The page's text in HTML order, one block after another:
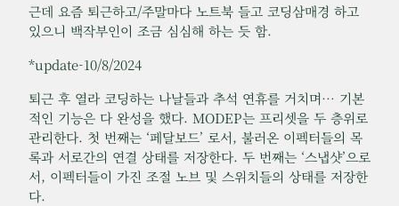
근데 요즘 퇴근하고/주말마다 노트북 들고 코딩삼매경 하고
있으니 백작부인이 조금 심심해 하는 듯 함.
*update-10/8/2024
퇴근 후 열라 코딩하는 나날들과 추석 연휴를 거치며… 기본
적인 기능은 다 완성을 했다. MODEP는 프리셋을 두 층위로
관리한다. 첫 번째는 ‘페달보드’ 로서, 불러온 이펙터들의 목
록과 서로간의 연결 상태를 저장한다. 두 번째는 ‘스냅샷’으로
서, 이펙터들이 가진 조절 노브 및 스위치들의 상태를 저장한
다.